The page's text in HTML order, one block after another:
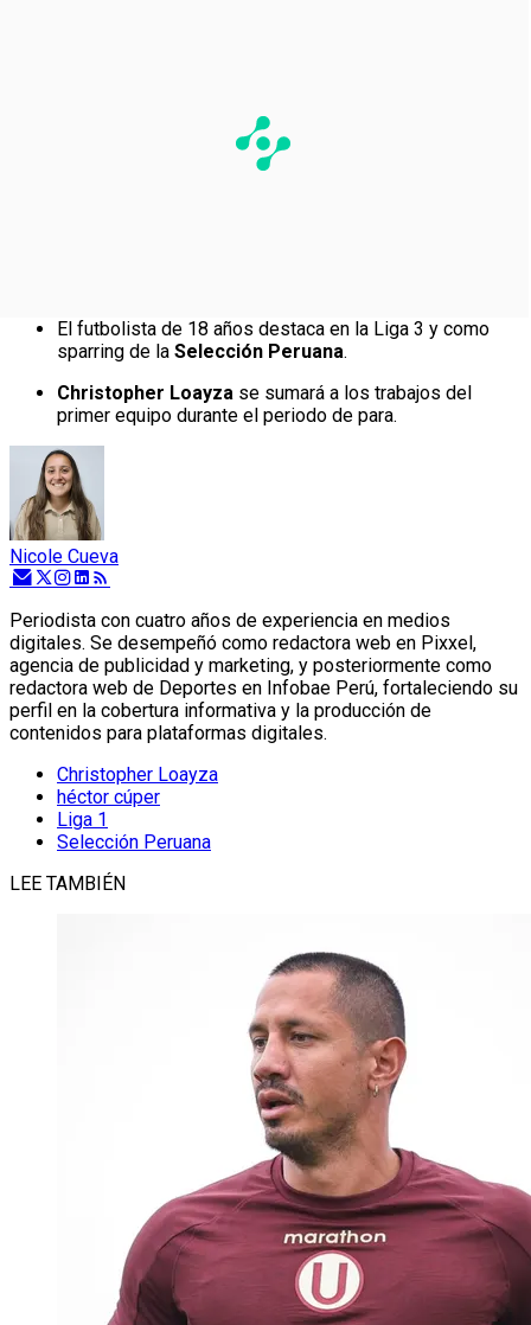
El futbolista de 18 años destaca en la Liga 3 y como
sparring de la Selección Peruana.
Christopher Loayza se sumará a los trabajos del
primer equipo durante el periodo de para.
Nicole Cueva
Periodista con cuatro años de experiencia en medios
digitales. Se desempeñó como redactora web en Pixxel,
agencia de publicidad y marketing, y posteriormente como
redactora web de Deportes en Infobae Perú, fortaleciendo su
perfil en la cobertura informativa y la producción de
contenidos para plataformas digitales.
Christopher Loayza
héctor cúper
Liga 1
Selección Peruana
LEE TAMBIÉN